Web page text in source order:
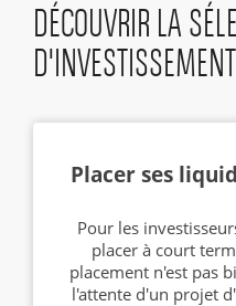
DÉCOUVRIR LA
Placer ses
Pour les
placer à court
placement n'est pas
l'attente d'un projet